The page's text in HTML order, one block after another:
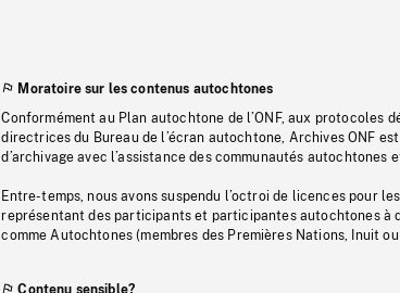
Moratoire sur les contenus autochtones
Conformément au Plan autochtone de l’ONF, aux protocoles
directrices du Bureau de l’écran autochtone, Archives ONF
d’archivage avec l’assistance des communautés autochtones
Entre-temps, nous avons suspendu l’octroi de licences pour
représentant des participants et participantes autochtones à
comme Autochtones (membres des Premières Nations, Inuit
Contenu sensible?